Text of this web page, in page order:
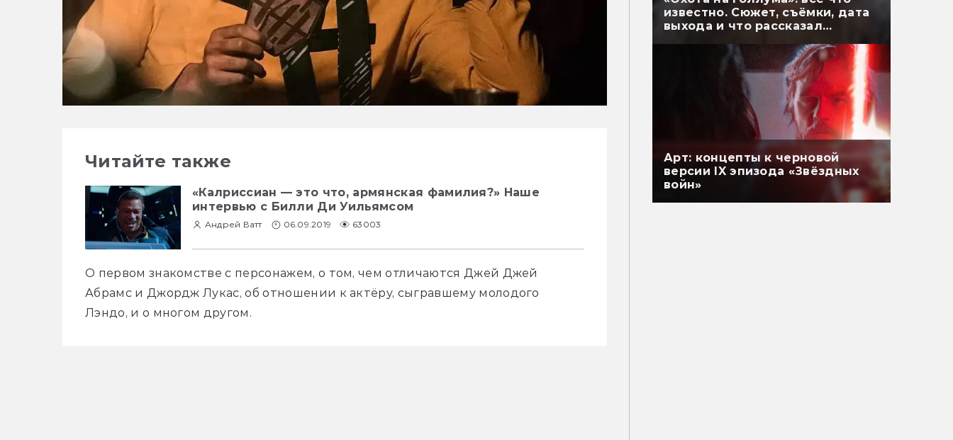
Читайте также
«Калриссиан — это что, армянская фамилия?» Наше
интервью с Билли Ди Уильямсом
Андрей Ватт 06.09.2019 63003
О первом знакомстве с персонажем, о том, чем отличаются Джей Джей
Абрамс и Джордж Лукас, об отношении к актёру, сыгравшему молодого
Лэндо, и о многом другом.
известно. Сюжет, съёмки, дата
выхода и что рассказал
Арт: концепты к черновой
версии IX эпизода «Звёздных
войн»